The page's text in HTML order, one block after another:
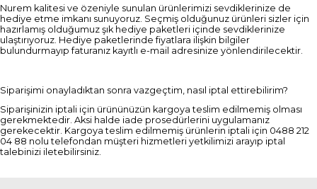
Nurem kalitesi ve özeniyle sunulan ürünlerimizi sevdiklerinize de
hediye etme imkanı sunuyoruz. Seçmiş olduğunuz ürünleri sizler için
hazırlamış olduğumuz şık hediye paketleri içinde sevdiklerinize
ulaştırıyoruz. Hediye paketlerinde fiyatlara ilişkin bilgiler
bulundurmayıp faturanız kayıtlı e-mail adresinize yönlendirilecektir.
Siparişimi onayladıktan sonra vazgeçtim, nasıl iptal ettirebilirim?
Siparişinizin iptali için ürününüzün kargoya teslim edilmemiş olması
gerekmektedir. Aksi halde iade prosedürlerini uygulamanız
gerekecektir. Kargoya teslim edilmemiş ürünlerin iptali için 0488 212
04 88 nolu telefondan müşteri hizmetleri yetkilimizi arayıp iptal
talebinizi iletebilirsiniz.